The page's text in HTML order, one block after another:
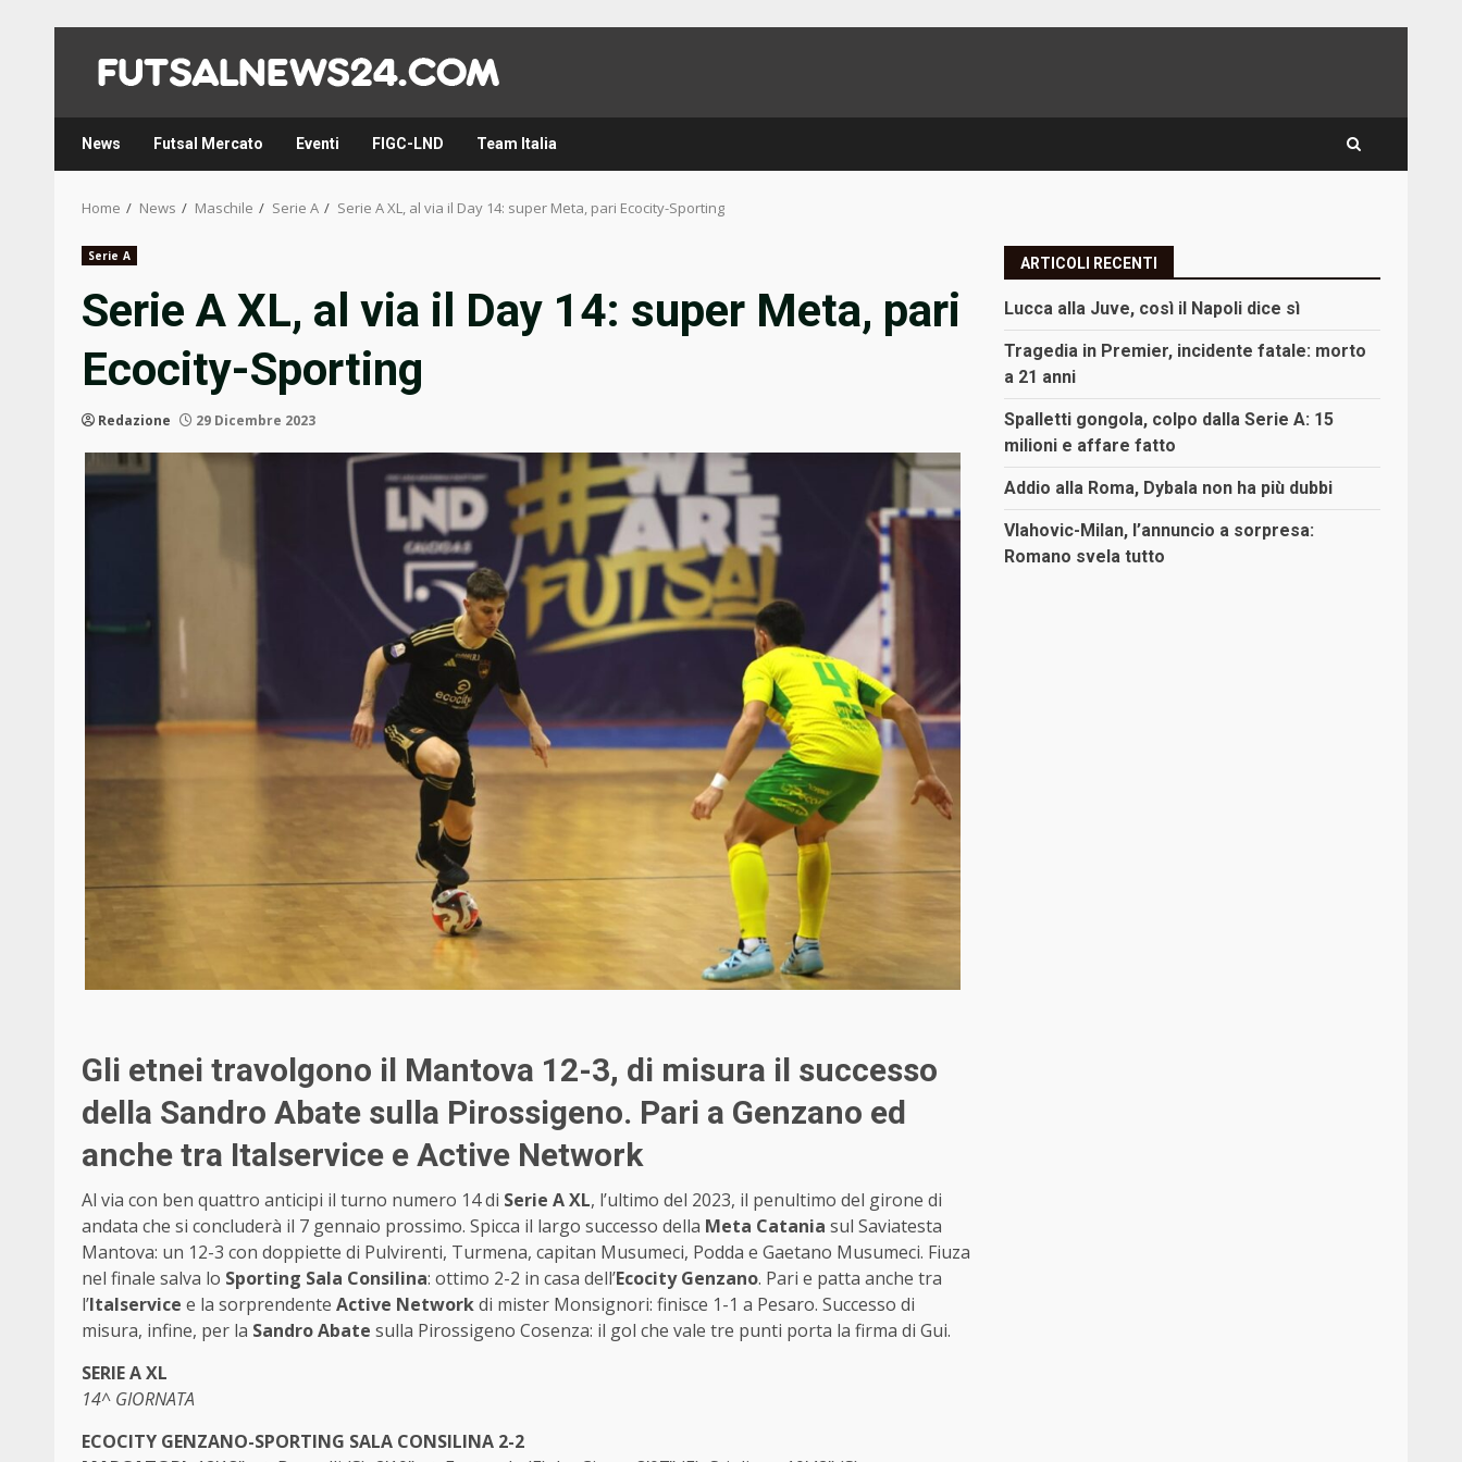
content
News Futsal Mercato Eventi FIGC-LND Team Italia
Home News Maschile Serie A Serie A XL, al via il Day 14: super Meta, pari Ecocity-Sporting
Serie A
Serie A XL, al via il Day 14: super Meta, pari
Ecocity-Sporting
Redazione 29 Dicembre 2023
Gli etnei travolgono il Mantova 12-3, di misura il successo
della Sandro Abate sulla Pirossigeno. Pari a Genzano ed
anche tra Italservice e Active Network
Al via con ben quattro anticipi il turno numero 14 di Serie A XL, l’ultimo del 2023, il penultimo del girone di
andata che si concluderà il 7 gennaio prossimo. Spicca il largo successo della Meta Catania sul Saviatesta
Mantova: un 12-3 con doppiette di Pulvirenti, Turmena, capitan Musumeci, Podda e Gaetano Musumeci. Fiuza
nel finale salva lo Sporting Sala Consilina: ottimo 2-2 in casa dell’Ecocity Genzano. Pari e patta anche tra
l’Italservice e la sorprendente Active Networkdi mister Monsignori: finisce 1-1 a Pesaro. Successo di
misura, infine, per la Sandro Abate sulla Pirossigeno Cosenza: il gol che vale tre punti porta la firma di Gui.
SERIE A XL
14^ GIORNATA
ECOCITY GENZANO-SPORTING SALA CONSILINA 2-2
ARTICOLI RECENTI
Lucca alla Juve, così il Napoli dice sì
Tragedia in Premier, incidente fatale: morto
a 21 anni
Spalletti gongola, colpo dalla Serie A: 15
milioni e affare fatto
Addio alla Roma, Dybala non ha più dubbi
Vlahovic-Milan, l’annuncio a sorpresa:
Romano svela tutto